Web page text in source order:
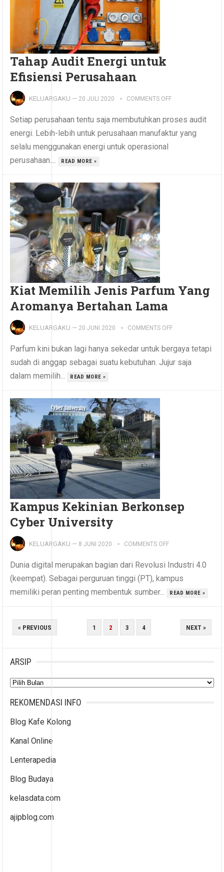
Tahap Audit Energi untuk
Efisiensi Perusahaan
KELUARGAKU — 20 JULI 2020 COMMENTS OFF
Setiap perusahaan tentu saja membutuhkan proses audit
energi. Lebih-lebih untuk perusahaan manufaktur yang
selalu menggunakan energi untuk operasional
perusahaan....
READ MORE »
Kiat Memilih Jenis Parfum Yang
Aromanya Bertahan Lama
KELUARGAKU — 20 JUNI 2020 COMMENTS OFF
Parfum kini bukan lagi hanya sekedar untuk bergaya tetapi
sudah di anggap sebagai suatu kebutuhan. Jujur saja
dalam memilih...
READ MORE »
Kampus Kekinian Berkonsep
Cyber University
KELUARGAKU — 8 JUNI 2020 COMMENTS OFF
Dunia digital merupakan bagian dari Revolusi Industri 4.0
(keempat). Sebagai perguruan tinggi (PT), kampus
memiliki peran penting membentuk sumber...
READ MORE »
PAGINASI
« PREVIOUS 1 2 3 4 NEXT »
ARSIP
Arsip
REKOMENDASI INFO
Blog Kafe Kolong
Kanal Online
Lenterapedia
Blog Budaya
kelasdata.com
ajipblog.com